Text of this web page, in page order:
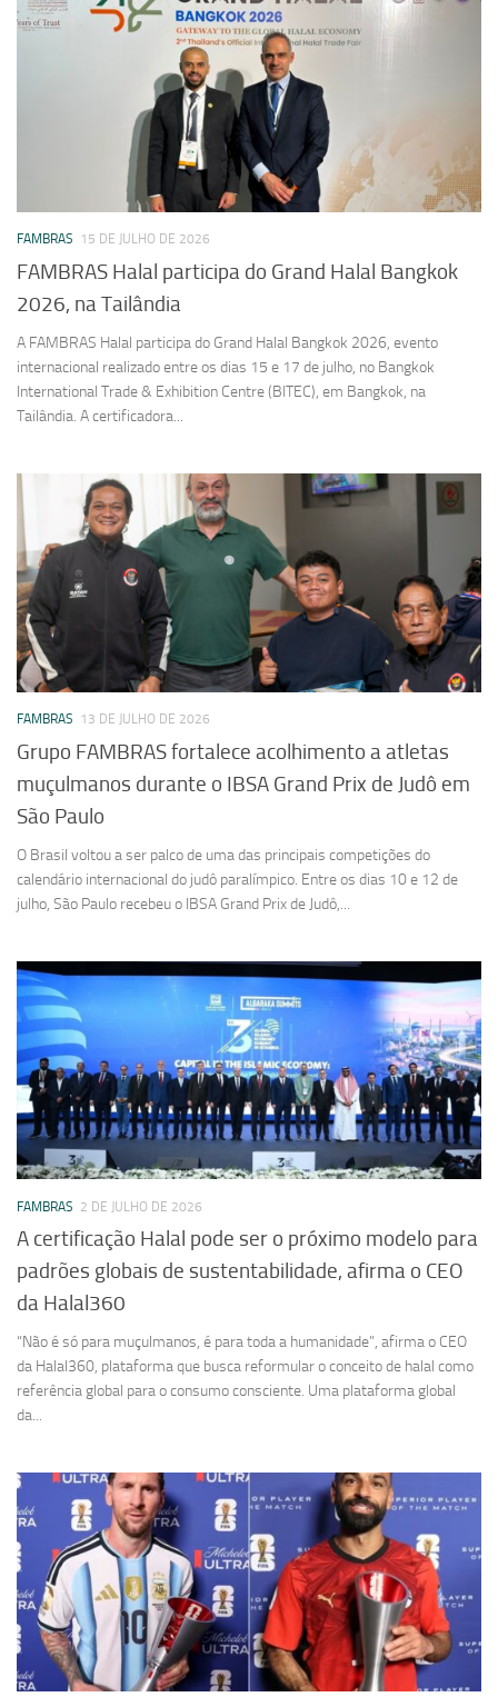
FAMBRAS 15 DE JULHO DE 2026
FAMBRAS Halal participa do Grand Halal Bangkok
2026, na Tailândia
A FAMBRAS Halal participa do Grand Halal Bangkok 2026, evento
internacional realizado entre os dias 15 e 17 de julho, no Bangkok
International Trade & Exhibition Centre (BITEC), em Bangkok, na
Tailândia. A certificadora...
FAMBRAS 13 DE JULHO DE 2026
Grupo FAMBRAS fortalece acolhimento a atletas
muçulmanos durante o IBSA Grand Prix de Judô em
São Paulo
O Brasil voltou a ser palco de uma das principais competições do
calendário internacional do judô paralímpico. Entre os dias 10 e 12 de
julho, São Paulo recebeu o IBSA Grand Prix de Judô,...
FAMBRAS 2 DE JULHO DE 2026
A certificação Halal pode ser o próximo modelo para
padrões globais de sustentabilidade, afirma o CEO
da Halal360
“Não é só para muçulmanos, é para toda a humanidade”, afirma o CEO
da Halal360, plataforma que busca reformular o conceito de halal como
referência global para o consumo consciente. Uma plataforma global
da...